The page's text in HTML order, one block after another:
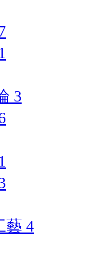
3
藝 4